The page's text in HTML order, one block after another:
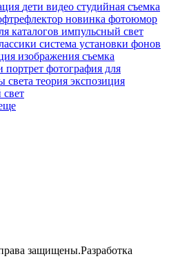
дети видео студийная съемка
новинка фотоюмор
каталогов импульсный свет
система установки фонов
изображения съемка
портрет фотография для
света теория экспозиция
защищены.Разработка